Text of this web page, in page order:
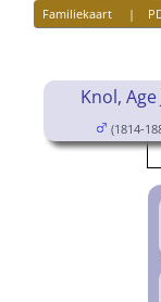
Familiekaart |
Knol, Age
(1814-